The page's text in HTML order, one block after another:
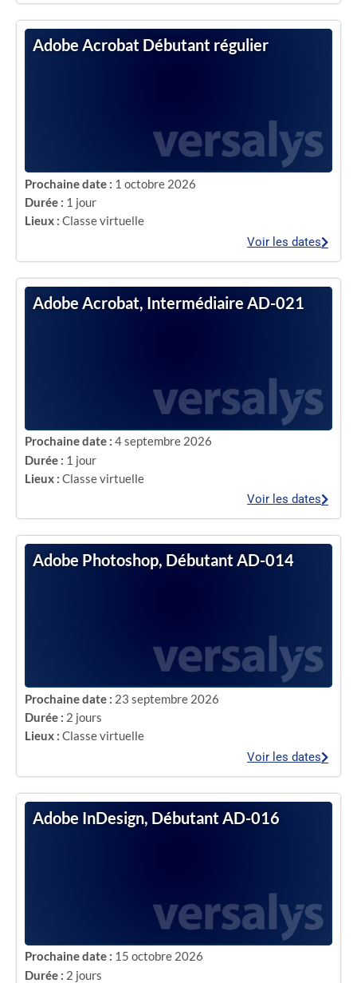
Adobe Acrobat Débutant régulier
Prochaine date : 1 octobre 2026
Durée : 1 jour
Lieux : Classe virtuelle
Voir les dates
Adobe Acrobat, Intermédiaire AD-021
Prochaine date : 4 septembre 2026
Durée : 1 jour
Lieux : Classe virtuelle
Voir les dates
Adobe Photoshop, Débutant AD-014
Prochaine date : 23 septembre 2026
Durée : 2 jours
Lieux : Classe virtuelle
Voir les dates
Adobe InDesign, Débutant AD-016
Prochaine date : 15 octobre 2026
Durée : 2 jours